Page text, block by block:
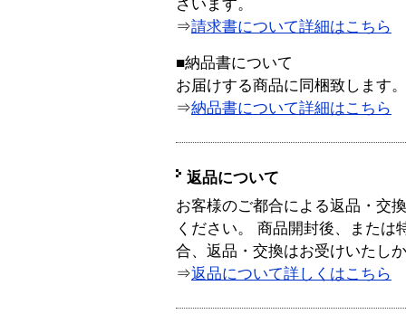
ざいます。
⇒請求書について詳細はこちら
■納品書について
お届けする商品に同梱致します。
⇒納品書について詳細はこちら
返品について
お客様のご都合による返品・交
ください。 商品開封後、または
合、返品・交換はお受けいたし
⇒返品について詳しくはこちら